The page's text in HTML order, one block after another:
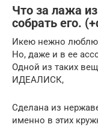
Что за лажа
собрать его.
Икею нежно люблю
Но, даже и в ее
Одной из таких
ИДЕАЛИСК,
Сделана из
именно в этих